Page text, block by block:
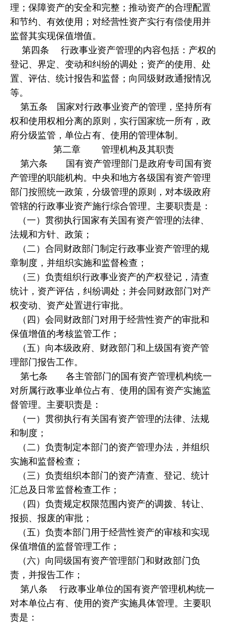
理；保障资产的安全和完整；推动资产的合理配置
和节约、有效使用；对经营性资产实行有偿使用并
监督其实现保值增值。
第四条 行政事业资产管理的内容包括：产权的
登记、界定、变动和纠纷的调处；资产的使用、处
置、评估、统计报告和监督；向同级财政通报情况
等。
第五条 国家对行政事业资产的管理，坚持所有
权和使用权相分离的原则，实行国家统一所有，政
府分级监管，单位占有、使用的管理体制。
第二章 管理机构及其职责
第六条 国有资产管理部门是政府专司国有资
产管理的职能机构。中央和地方各级国有资产管理
部门按照统一政策，分级管理的原则，对本级政府
管辖的行政事业资产施行综合管理。主要职责是：
（一）贯彻执行国家有关国有资产管理的法律、
法规和方针、政策；
（二）合同财政部门制定行政事业资产管理的规
章制度，并组织实施和监督检查；
（三）负责组织行政事业资产的产权登记，清查
统计，资产评估，纠纷调处；并会同财政部门对产
权变动、资产处置进行审批。
（四）会同财政部门对用于经营性资产的审批和
保值增值的考核监管工作；
（五）向本级政府、财政部门和上级国有资产管
理部门报告工作。
第七条 各主管部门的国有资产管理机构统一
对所属行政事业单位占有、使用的国有资产实施监
督管理。主要职责是：
（一）贯彻执行有关国有资产管理的法律、法规
和制度；
（二）负责制定本部门的资产管理办法，并组织
实施和监督检查；
（三）负责组织本部门的资产清查、登记、统计
汇总及日常监督检查工作；
（四）负责规定权限范围内资产的调拨、转让、
报损、报废的审批；
（五）负责本部门用于经营性资产的审核和实现
保值增值的监督管理工作；
（六）向同级国有资产管理部门和财政部门负
责，并报告工作；
第八条 行政事业单位的国有资产管理机构统一
对本单位占有、使用的资产实施具体管理。主要职
责是：